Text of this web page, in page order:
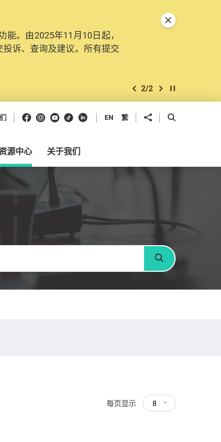
。由2025年11月10日起，
诉、查询及建议。所有提交
上一个
2/2 下一个开始/暂停幻灯
关闭特別通告
Facebook
Instagram
Youtube
抖音领英 EN 繁 分享到 开启搜寻框
源中心 关于我们
搜寻
每页显示 8